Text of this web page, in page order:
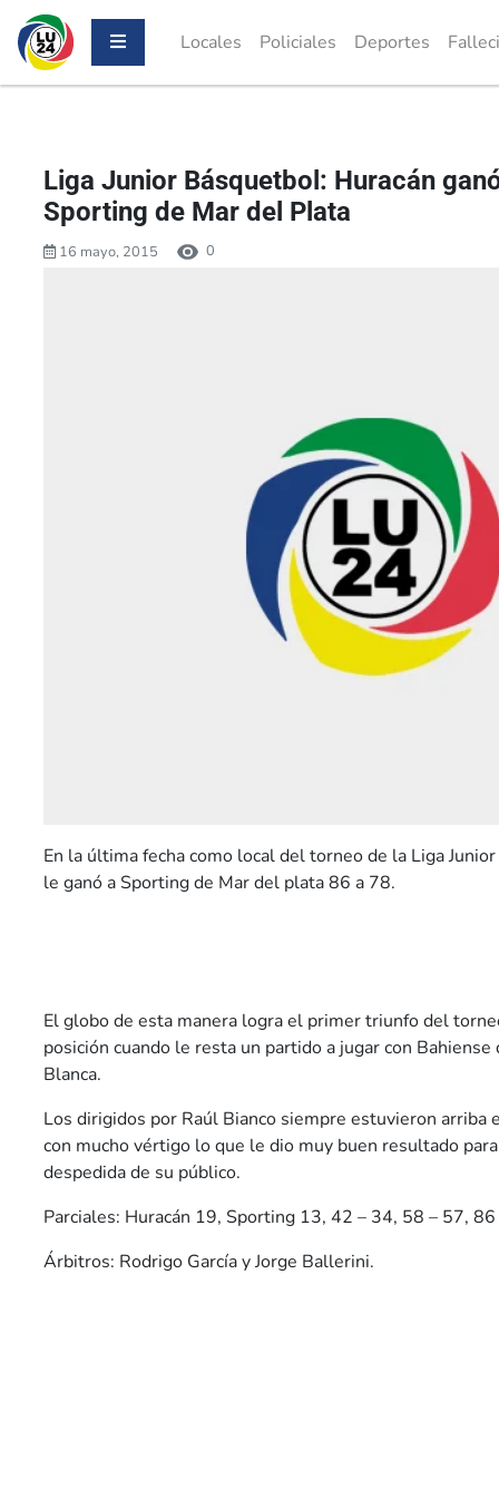
Locales Policiales Deportes
Liga Junior Básquetbol: Huracán
Sporting de Mar del Plata
16 mayo, 2015 0
En la última fecha como local del torneo de la Liga
le ganó a Sporting de Mar del plata 86 a 78.
El globo de esta manera logra el primer triunfo del
posición cuando le resta un partido a jugar con
Blanca.
Los dirigidos por Raúl Bianco siempre estuvieron arriba
con mucho vértigo lo que le dio muy buen resultado
despedida de su público.
Parciales: Huracán 19, Sporting 13, 42 – 34, 58 – 57, 86
Árbitros: Rodrigo García y Jorge Ballerini.